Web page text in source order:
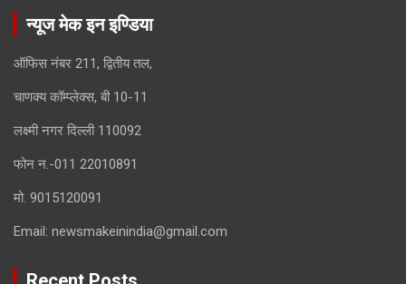
न्यूज मेक इन इण्डिया
ऑफिस नंबर 211, द्वितीय तल,
चाणक्य कॉम्प्लेक्स, बी 10-11
लक्ष्मी नगर दिल्ली 110092
फोन न.-011 22010891
मो. 9015120091
Email: newsmakeinindia@gmail.com